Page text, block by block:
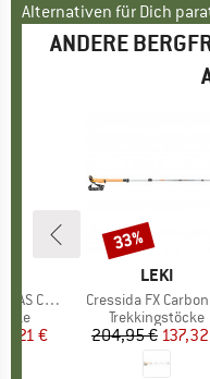
Alternativen für Dich
ANDERE
Preis
€
MARKE
LEKI
Artikel
Cressida FX
Produktgruppe
Trekkingstöcke
Preis
204,95 €
Rabatt
33%